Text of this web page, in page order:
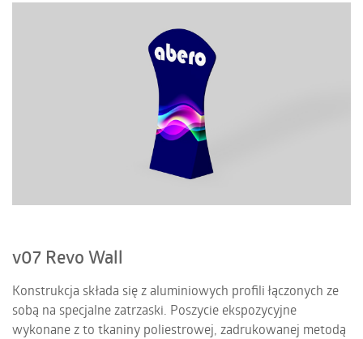
v07 Revo Wall
Konstrukcja składa się z aluminiowych profili łączonych ze
sobą na specjalne zatrzaski. Poszycie ekspozycyjne
wykonane z to tkaniny poliestrowej, zadrukowanej metodą